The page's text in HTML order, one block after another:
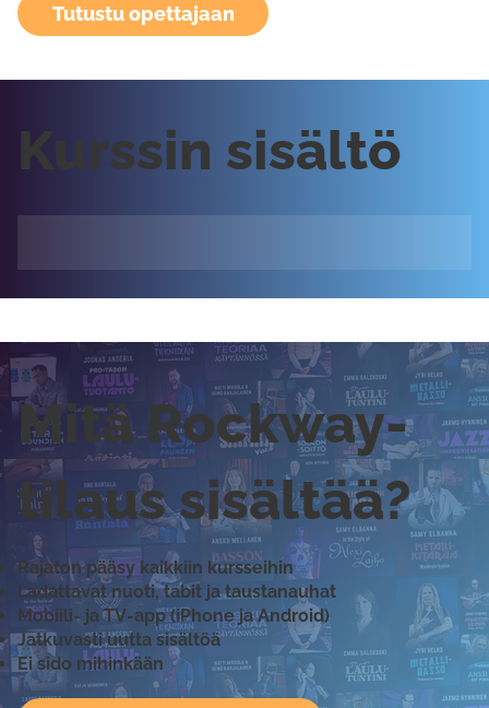
Tutustu opettajaan
Kurssin sisältö
Mitä Rockway-
tilaus sisältää?
Rajaton pääsy kaikkiin kursseihin
Ladattavat nuoti, tabit ja taustanauhat
Mobiili- ja TV-app (iPhone ja Android)
Jatkuvasti uutta sisältöä
Ei sido mihinkään